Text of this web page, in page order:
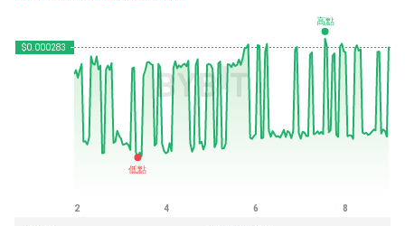
最近更新時間：2026-08-08 23:15 (GMT+0)
$0.128999 $0.000004